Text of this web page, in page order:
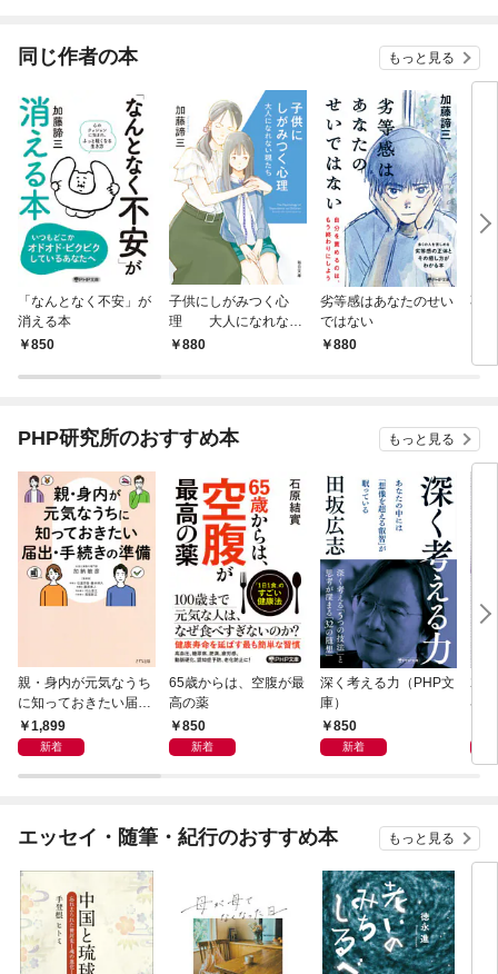
同じ作者の本 もっと見る
「なんとなく不安」が
消える本
850
子供にしがみつく心
理 大人になれない
親たち【毎日文庫】
880
劣等感はあなたのせい
ではない
880
不
PHP研究所のおすすめ本 もっと見る
親・身内が元気なうち
に知っておきたい届
出・手続きの準備（き
ずな出版）
1,899
新着
65歳からは、空腹が最
高の薬
850
新着
深く考える力（PHP文
庫）
850
新着
20
界
エッセイ・随筆・紀行のおすすめ本 もっと見る